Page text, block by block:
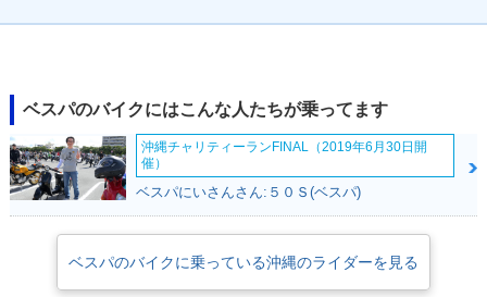
ベスパのバイクにはこんな人たちが乗ってます
沖縄チャリティーランFINAL（2019年6月30日開
催）
ベスパにいさんさん:５０Ｓ(ベスパ)
ベスパのバイクに乗っている沖縄のライダーを見る